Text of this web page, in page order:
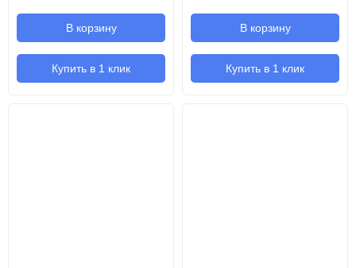
В корзину
Купить в 1 клик
В корзину
Купить в 1 клик